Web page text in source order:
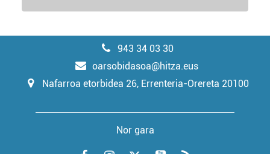
943 34 03 30
oarsobidasoa@hitza.eus
Nafarroa etorbidea 26, Errenteria-Orereta 20100
Nor gara